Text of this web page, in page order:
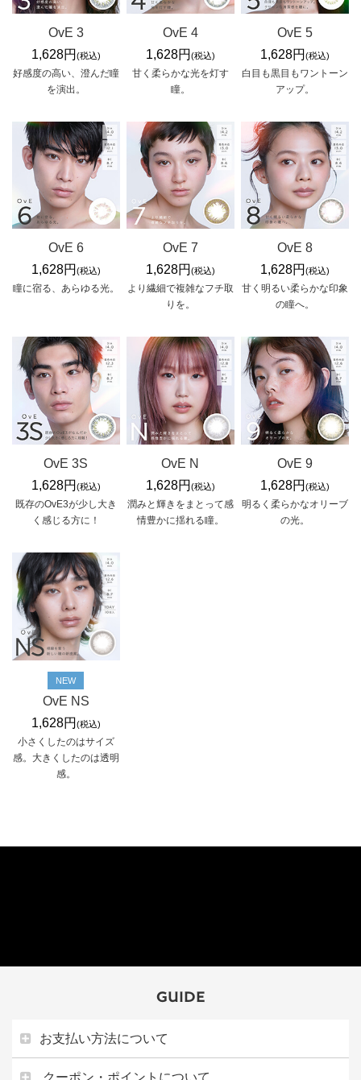
OvE 3
1,628円 (税込)
好感度の高い、澄んだ瞳
を演出。
OvE 4
1,628円 (税込)
甘く柔らかな光を灯す
瞳。
OvE 5
1,628円(税込)
白目も黒目もワントーン
アップ。
OvE 6
1,628円 (税込)
瞳に宿る、あらゆる光。
OvE 7
1,628円 (税込)
より繊細で複雑なフチ取
りを。
OvE 8
1,628円(税込)
甘く明るい柔らかな印象
の瞳へ。
OvE 3S
1,628円 (税込)
既存のOvE3が少し大き
く感じる方に！
OvE N
1,628円 (税込)
潤みと輝きをまとって感
情豊かに揺れる瞳。
OvE 9
1,628円(税込)
明るく柔らかなオリーブ
の光。
NEW
OvE NS
1,628円 (税込)
小さくしたのはサイズ
感。大きくしたのは透明
感。
GUIDE
お支払い方法について
クーポン・ポイントについて